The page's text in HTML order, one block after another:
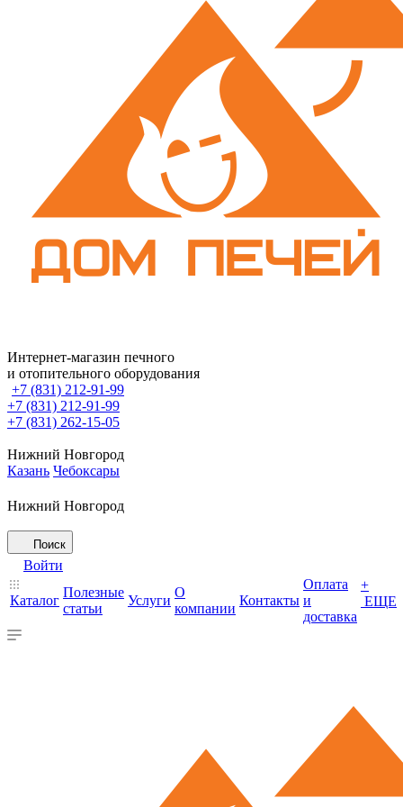
Интернет-магазин печного
и отопительного оборудования
+7 (831) 212-91-99
+7 (831) 212-91-99
+7 (831) 262-15-05
Нижний Новгород
Казань Чебоксары
Нижний Новгород
Поиск
Войти
Каталог
Полезные
статьи
Услуги
О
компании
Контакты
Оплата
и
доставка
+
ЕЩЕ